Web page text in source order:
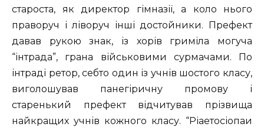
староста, як директор гімназії, а коло нього
праворуч і ліворуч інші достойники. Префект
давав рукою знак, із хорів гриміла могуча
“інтрада”, грана військовими сурмачами. По
інтраді ретор, себто один із учнів шостого класу,
виголошував панегіричну промову і
старенький префект відчитував прізвища
найкращих учнів кожного класу. “Ріаетосіопаи